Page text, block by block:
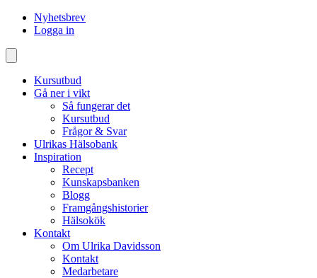
Nyhetsbrev
Logga in
Kursutbud
Gå ner i vikt
Så fungerar det
Kursutbud
Frågor & Svar
Ulrikas Hälsobank
Inspiration
Recept
Kunskapsbanken
Blogg
Framgångshistorier
Hälsokök
Kontakt
Om Ulrika Davidsson
Kontakt
Medarbetare